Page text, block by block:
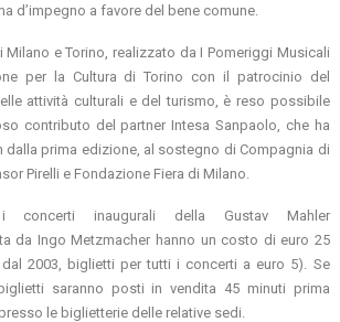
d’impegno a favore del bene comune.
Milano e Torino, realizzato da I Pomeriggi Musicali
per la Cultura di Torino con il patrocinio del
attività culturali e del turismo, è reso possibile
contributo del partner Intesa Sanpaolo, che ha
prima edizione, al sostegno di Compagnia di
Pirelli e Fondazione Fiera di Milano.
inaugurali della Gustav Mahler
da Ingo Metzmacher hanno un costo di euro 25
2003, biglietti per tutti i concerti a euro 5). Se
saranno posti in vendita 45 minuti prima
le biglietterie delle relative sedi.